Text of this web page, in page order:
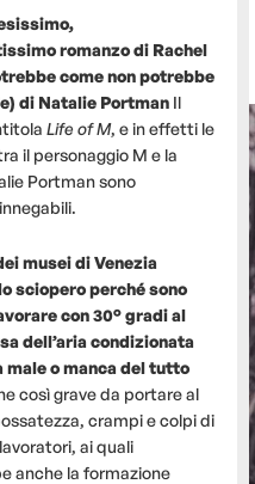
romanzo di Rachel
come non potrebbe
di Natalie Portman Il
Life of M, e in effetti le
il personaggio M e la
Portman sono
musei di Venezia
sciopero perché sono
con 30° gradi al
dell’aria condizionata
male o manca del tutto
così grave da portare al
crampi e colpi di
ai quali
anche la formazione